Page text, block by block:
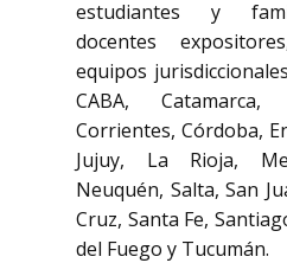
estudiantes y
docentes
equipos
CABA,
Corrientes, Córdoba,
Jujuy, La Rioja,
Neuquén, Salta, San
Cruz, Santa Fe,
del Fuego y Tucumán.